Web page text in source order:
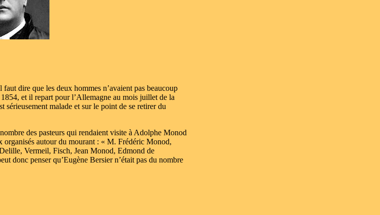
dire que les deux hommes n’avaient pas beaucoup
et il repart pour l’Allemagne au mois juillet de la
malade et sur le point de se retirer du
des pasteurs qui rendaient visite à Adolphe Monod
organisés autour du mourant : « M. Frédéric Monod,
Vermeil, Fisch, Jean Monod, Edmond de
donc penser qu’Eugène Bersier n’était pas du nombre